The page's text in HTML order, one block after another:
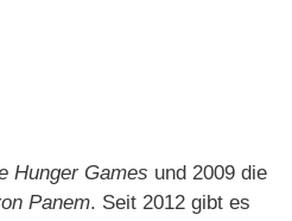
Hunger Games und 2009 die
Panem. Seit 2012 gibt es